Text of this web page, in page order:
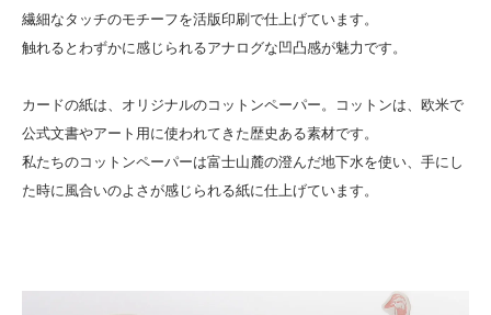
繊細なタッチのモチーフを活版印刷で仕上げています。
触れるとわずかに感じられるアナログな凹凸感が魅力です。
カードの紙は、オリジナルのコットンペーパー。コットンは、欧米で
公式文書やアート用に使われてきた歴史ある素材です。
私たちのコットンペーパーは富士山麓の澄んだ地下水を使い、手にし
た時に風合いのよさが感じられる紙に仕上げています。